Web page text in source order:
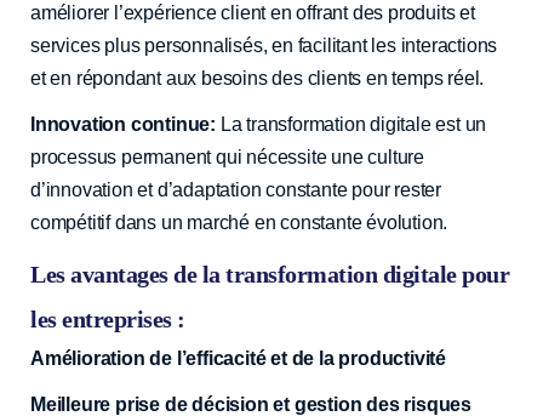
améliorer l’expérience client en offrant des produits et
services plus personnalisés, en facilitant les interactions
et en répondant aux besoins des clients en temps réel.
Innovation continue: La transformation digitale est un
processus permanent qui nécessite une culture
d’innovation et d’adaptation constante pour rester
compétitif dans un marché en constante évolution.
Les avantages de la transformation digitale pour
les entreprises :
Amélioration de l’efficacité et de la productivité
Meilleure prise de décision et gestion des risques